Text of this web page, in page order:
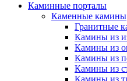
Каминные порталы
Каменные камины
Гранитные
Камины из
Камины из
Камины из
Камины из
Камины из